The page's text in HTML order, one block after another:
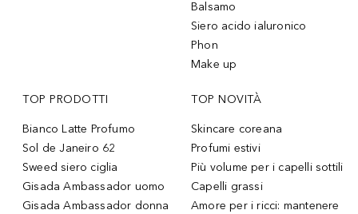
Balsamo
Siero acido ialuronico
Phon
Make up
TOP PRODOTTI
Bianco Latte Profumo
Sol de Janeiro 62
Sweed siero ciglia
Gisada Ambassador uomo
Gisada Ambassador donna
TOP NOVITÀ
Skincare coreana
Profumi estivi
Più volume per i capelli sottili
Capelli grassi
Amore per i ricci: mantenere